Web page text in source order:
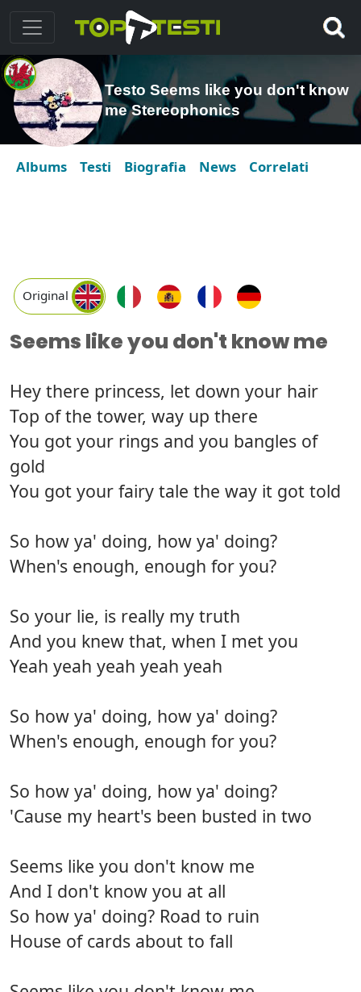
Testo Seems like you don't know
me Stereophonics
Albums Testi Biografia News Correlati
Original
Seems like you don't know me
Hey there princess, let down your hair
Top of the tower, way up there
You got your rings and you bangles of
gold
You got your fairy tale the way it got told
So how ya' doing, how ya' doing?
When's enough, enough for you?
So your lie, is really my truth
And you knew that, when I met you
Yeah yeah yeah yeah yeah
So how ya' doing, how ya' doing?
When's enough, enough for you?
So how ya' doing, how ya' doing?
'Cause my heart's been busted in two
Seems like you don't know me
And I don't know you at all
So how ya' doing? Road to ruin
House of cards about to fall